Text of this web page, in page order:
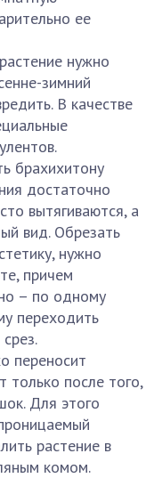
ее
нужно
зимний
В качестве
брахихитону
достаточно
вытягиваются, а
вид. Обрезать
нужно
причем
– по одному
переходить
переносит
только после того,
Для этого
растение в
комом.